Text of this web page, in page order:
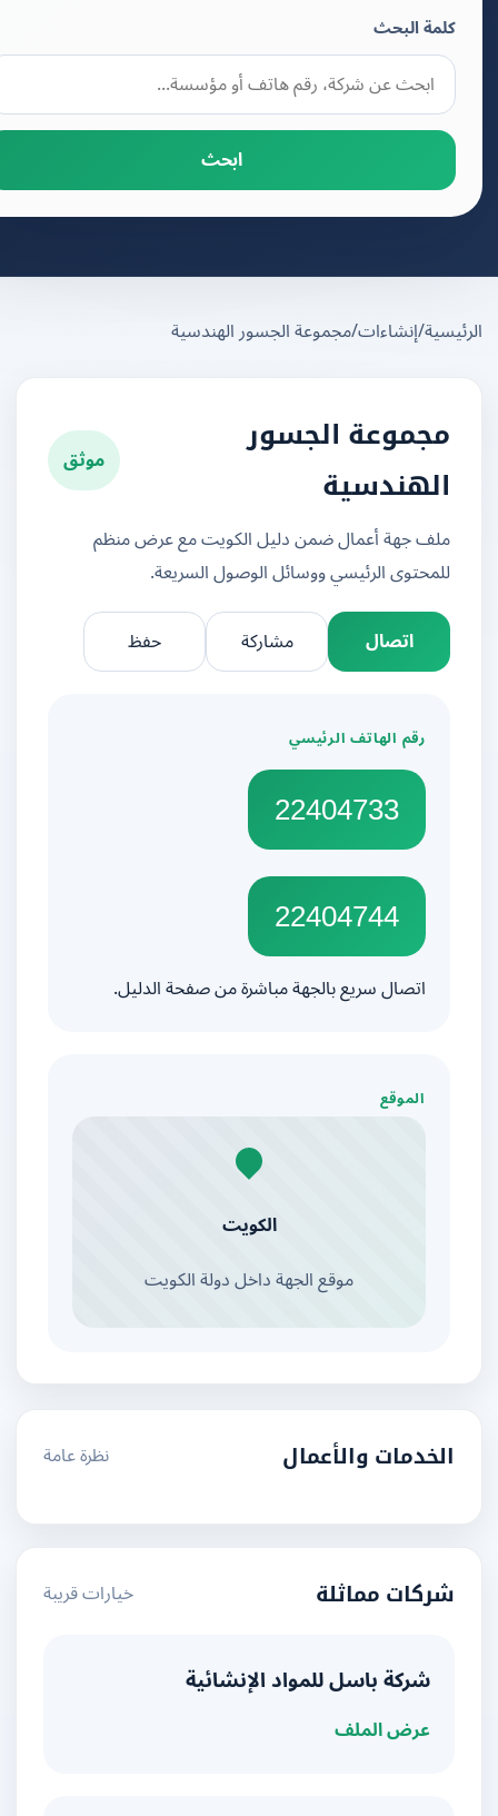
كلمة البحث
ابحث
/إنشاءات/مجموعة الجسور الهندسية
مجموعة الجسور
الهندسية
موثق
ملف جهة أعمال ضمن دليل الكويت مع عرض منظم
للمحتوى الرئيسي ووسائل الوصول السريعة.
اتصال
مشاركة
رقم الهاتف الرئيسي
22404733
22404744
اتصال سريع بالجهة مباشرة من صفحة الدليل.
الموقع
الكويت
موقع الجهة داخل دولة الكويت
الخدمات والأعمال نظرة عامة
شركات مماثلة خيارات قريبة
شركة باسل للمواد الإنشائية
عرض الملف